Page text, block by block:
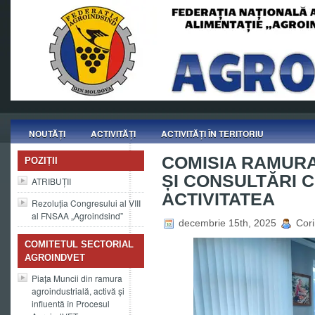
NOUTĂȚI ACTIVITĂȚI ACTIVITĂȚI ÎN TERITORIU
POZIȚII
ATRIBUȚII
Rezoluția Congresului al VIII
al FNSAA „Agroindsind”
COMITETUL SECTORIAL
AGROINDVET
Piața Muncii din ramura
agroindustrială, activă și
influentă în Procesul
COMISIA
ȘI CONSULTĂRI
ACTIVITATEA
decembrie 15th, 2025